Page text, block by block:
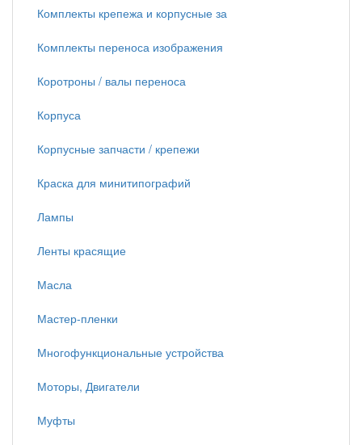
Комплекты крепежа и корпусные за
Комплекты переноса изображения
Коротроны / валы переноса
Корпуса
Корпусные запчасти / крепежи
Краска для минитипографий
Лампы
Ленты красящие
Масла
Мастер-пленки
Многофункциональные устройства
Моторы, Двигатели
Муфты